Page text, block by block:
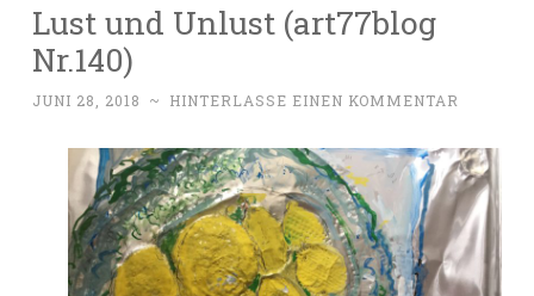
Lust und Unlust (art77blog
Nr.140)
JUNI 28, 2018 ~ HINTERLASSE EINEN KOMMENTAR